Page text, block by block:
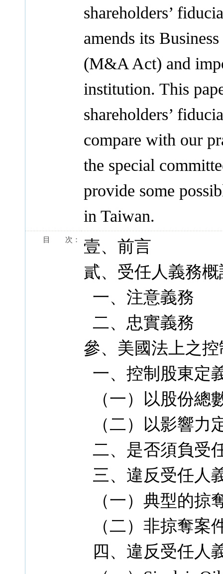
shareholders’
amends its
(M&A Act) and
institution. This
shareholders’
compare with our
the special
provide some
in Taiwan.
目 次：
壹、前言
貳、受任人義務概
一、注意義務
二、忠實義務
參、美國法上之
一、控制股東定
（一）以股份總
（二）以影響力
二、是否須負受
三、違反受任人
（一）典型的掠
（二）非掠奪案
四、違反受任人